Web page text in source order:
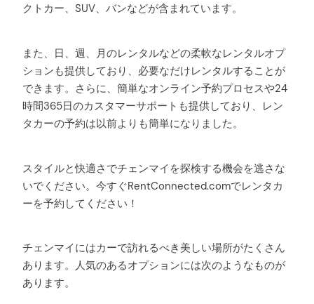
クトカー、SUV、バンなどが含まれています。
また、日、週、月のレンタルなどの柔軟なレンタルオプ
ションも提供しており、必要なだけレンタルすることが
できます。さらに、簡単なオンライン予約プロセスや24
時間365日のカスタマーサポートも提供しており、レン
タカーの予約は以前よりも簡単になりました。
スタイルと快適さでチェンマイを探検する機会を逃さな
いでください。今すぐRentConnected.comでレンタカ
ーを予約してください！
チェンマイにはカーで訪れるべき美しい場所がたくさん
あります。人気のあるオプションには次のようなものが
あります。